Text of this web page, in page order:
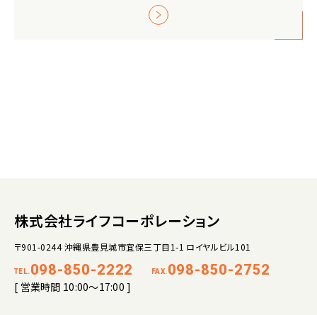
株式会社ライフコーポレーション
〒901-0244 沖縄県豊見城市宜保三丁目1-1 ロイヤルビル101
TEL. 098-850-2222 FAX. 098-850-2752
[ 営業時間 10:00～17:00 ]